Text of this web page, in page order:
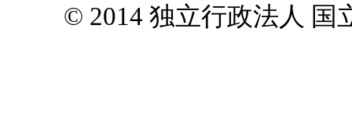
© 2014 独立行政法人 国